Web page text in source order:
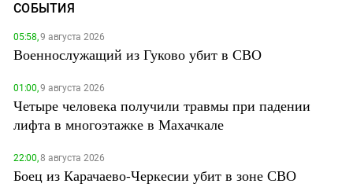
СОБЫТИЯ
05:58,9 августа 2026
Военнослужащий из Гуково убит в СВО
01:00,9 августа 2026
Четыре человека получили травмы при падении
лифта в многоэтажке в Махачкале
22:00,8 августа 2026
Боец из Карачаево-Черкесии убит в зоне СВО